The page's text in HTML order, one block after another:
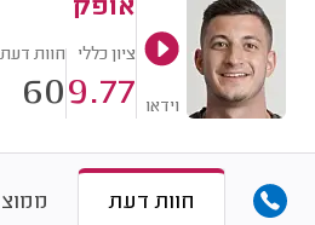
וידאו
אופק
ציון כללי
9.77
חוות דעת
60
חוות דעת